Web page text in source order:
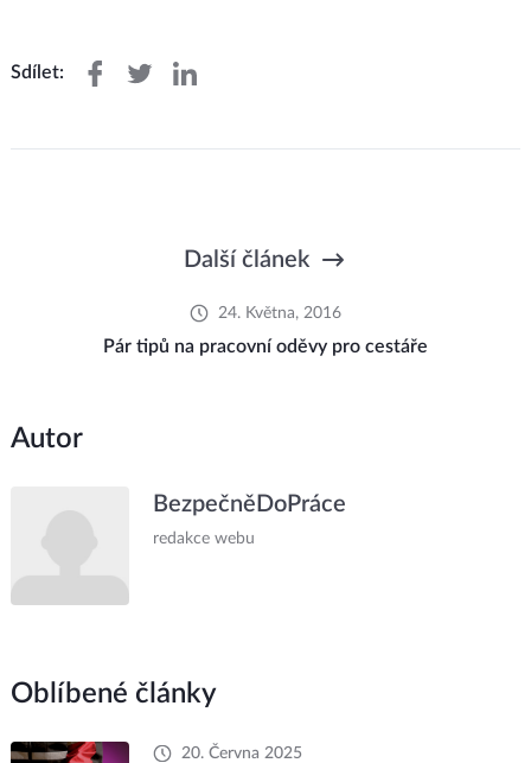
Sdílet:
Další článek
24. Května, 2016
Pár tipů na pracovní oděvy pro cestáře
Autor
BezpečněDoPráce
redakce webu
Oblíbené články
20. Června 2025